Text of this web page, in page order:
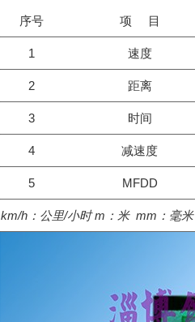
序号 项 目
1 速度
2 距离
3 时间
4 减速度
5 MFDD
km/h： 公里/小时m： 米 mm： 毫米